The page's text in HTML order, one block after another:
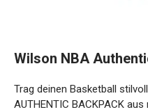
Wilson NBA
Trag deinen Basketball
AUTHENTIC BACKPACK